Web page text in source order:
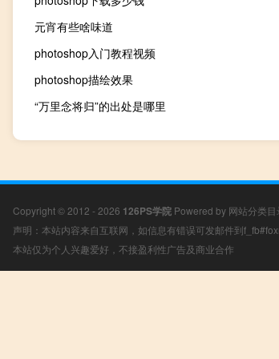
元宵有些啥味道
photoshop入门教程视频
photoshop描绘效果
“万里念将归”的出处是哪里
Copyright © 2012 - 2026 126PS学院 Powered by 网站分类目
声明：本站内容来自互联网，如信息有错误可发邮件到
本站仅为个人兴趣爱好，不接盈利性广告及商业合作